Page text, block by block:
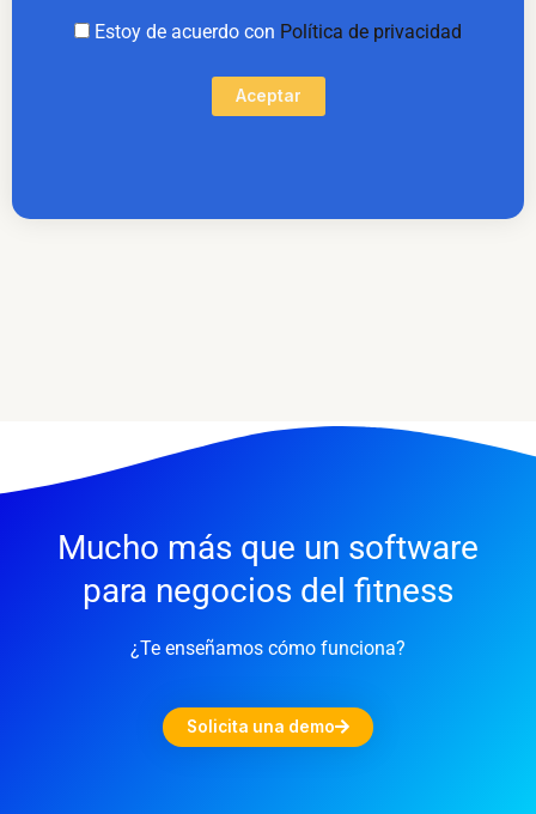
Estoy de acuerdo con Política de privacidad
Aceptar
Mucho más que un software
para negocios del fitness
¿Te enseñamos cómo funciona?
Solicita una demo